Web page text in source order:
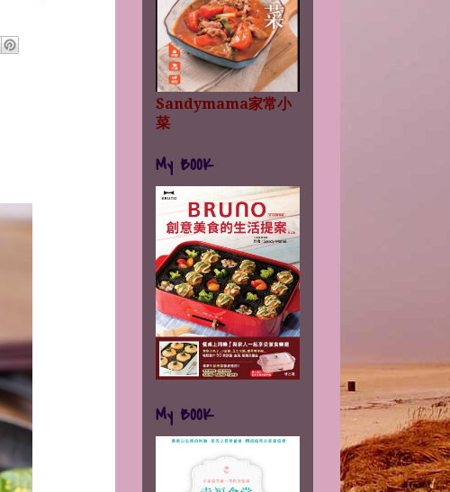
Sandymama家常小
菜
My BOOK
My BOOK